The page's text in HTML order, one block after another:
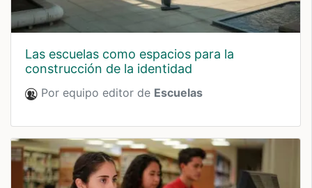
las escuelas como espacios para la
construcción de la identidad
Por equipo editor de Escuelas